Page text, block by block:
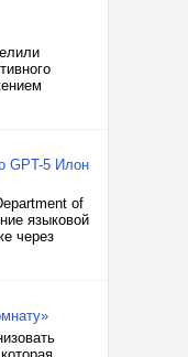
GPT-5 Илон
of
языковой
через